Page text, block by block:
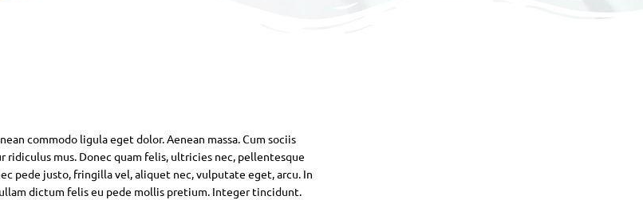
commodo ligula eget dolor. Aenean massa. Cum sociis
mus. Donec quam felis, ultricies nec, pellentesque
pede justo, fringilla vel, aliquet nec, vulputate eget, arcu. In
dictum felis eu pede mollis pretium. Integer tincidunt.